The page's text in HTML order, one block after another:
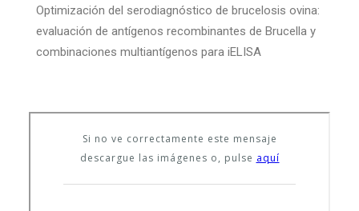
Optimización del serodiagnóstico de brucelosis ovina:
evaluación de antígenos recombinantes de Brucella y
combinaciones multiantígenos para iELISA